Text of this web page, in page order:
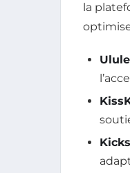
la
Ulule